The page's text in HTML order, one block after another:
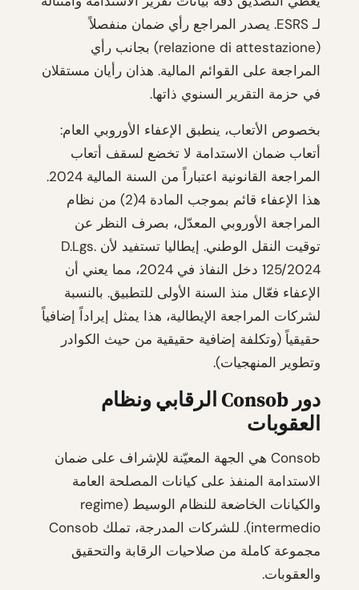
لـ ESRS. يصدر المراجع رأي ضمان منفصلاً
(relazione di attestazione) بجانب رأي
المراجعة على القوائم المالية. هذان رأيان مستقلان
في حزمة التقرير السنوي ذاتها.
بخصوص الأتعاب، ينطبق الإعفاء الأوروبي العام:
أتعاب ضمان الاستدامة لا تخضع لسقف أتعاب
المراجعة القانونية اعتباراً من السنة المالية 2024.
هذا الإعفاء قائم بموجب المادة 4(2) من نظام
المراجعة الأوروبي المعدّل، بصرف النظر عن
توقيت النقل الوطني. إيطاليا تستفيد لأن D.Lgs.
125/2024 دخل النفاذ في 2024، مما يعني أن
الإعفاء فعّال منذ السنة الأولى للتطبيق. بالنسبة
لشركات المراجعة الإيطالية، هذا يمثل إيراداً إضافياً
حقيقياً (وتكلفة إضافية حقيقية من حيث الكوادر
وتطوير المنهجيات).
دور Consob الرقابي ونظام
العقوبات
Consob هي الجهة المعيّنة للإشراف على ضمان
الاستدامة المنفذ على كيانات المصلحة العامة
والكيانات الخاضعة للنظام الوسيط (regime
intermedio). للشركات المدرجة، تملك Consob
مجموعة كاملة من صلاحيات الرقابة والتحقيق
والعقوبات.